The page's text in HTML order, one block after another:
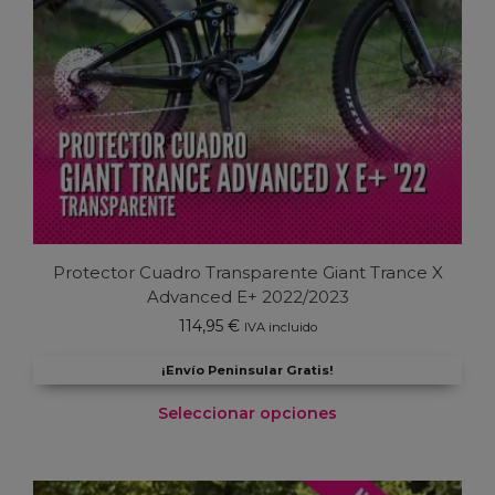
la
página
de
producto
Protector Cuadro Transparente Giant Trance X
Advanced E+ 2022/2023
114,95 € IVA incluido
¡Envío Peninsular Gratis!
Seleccionar opciones